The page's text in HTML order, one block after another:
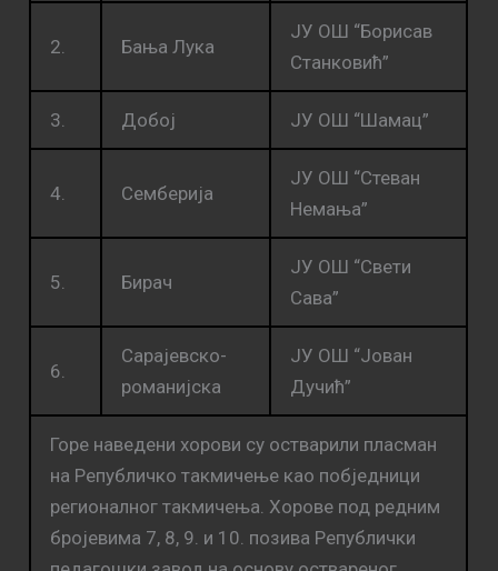
2. Бања Лука
ЈУ ОШ “Борисав
Станковић”
3. Добој ЈУ ОШ “Шамац”
4. Семберија
ЈУ ОШ “Стеван
Немања”
5. Бирач
ЈУ ОШ “Свети
Сава”
6.
Сарајевско-
романијска
ЈУ ОШ “Јован
Дучић”
Горе наведени хорови су остварили пласман
на Републичко такмичење као побједници
регионалног такмичења. Хорове под редним
бројевима 7, 8, 9. и 10. позива Републички